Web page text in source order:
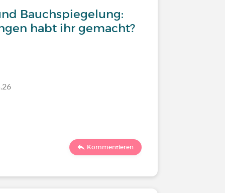
Bauchspiegelung:
habt ihr gemacht?
Kommentieren